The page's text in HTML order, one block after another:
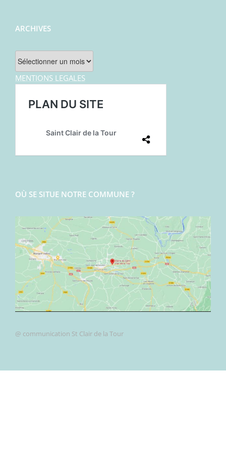
ARCHIVES
Archives
MENTIONS LEGALES
OÙ SE SITUE NOTRE COMMUNE ?
@ communication St Clair de la Tour